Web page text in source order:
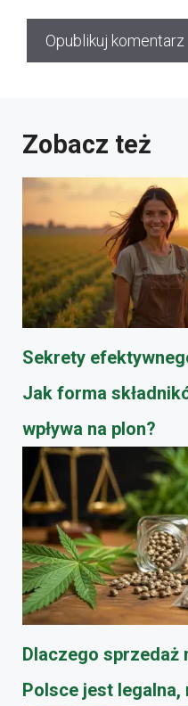
Zobacz też
Sekrety
Jak forma
wpływa na plon?
Dlaczego sprzedaż
Polsce jest legalna,